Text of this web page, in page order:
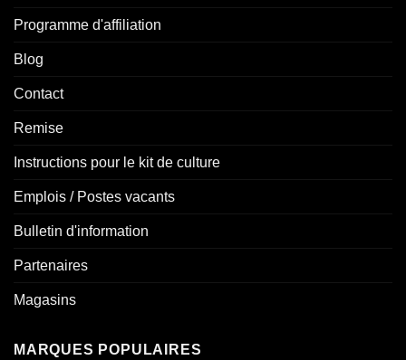
Programme d'affiliation
Blog
Contact
Remise
Instructions pour le kit de culture
Emplois / Postes vacants
Bulletin d'information
Partenaires
Magasins
MARQUES POPULAIRES